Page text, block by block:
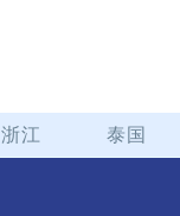
浙江 泰国